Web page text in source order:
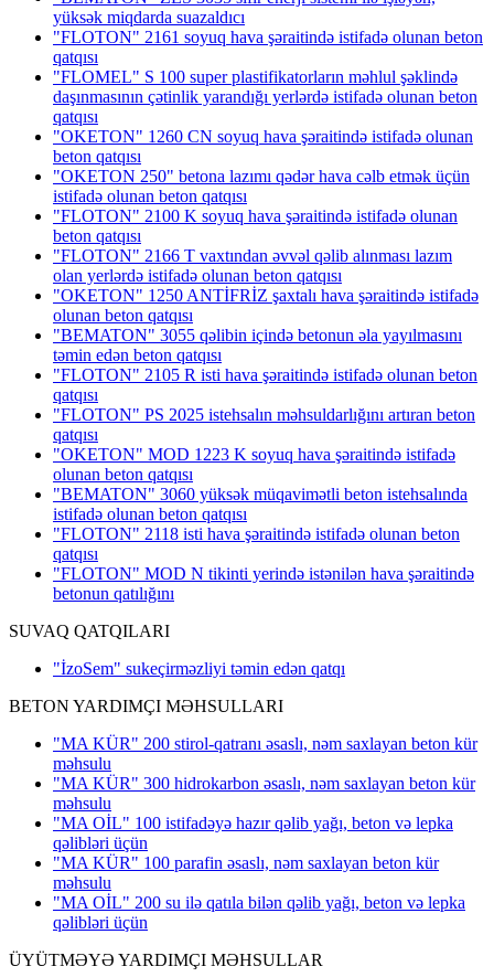
yüksək miqdarda suazaldıcı
"FLOTON" 2161 soyuq hava şəraitində istifadə olunan beton
qatqısı
"FLOMEL" S 100 super plastifikatorların məhlul şəklində
daşınmasının çətinlik yarandığı yerlərdə istifadə olunan beton
qatqısı
"OKETON" 1260 CN soyuq hava şəraitində istifadə olunan
beton qatqısı
"OKETON 250" betona lazımı qədər hava cəlb etmək üçün
istifadə olunan beton qatqısı
"FLOTON" 2100 K soyuq hava şəraitində istifadə olunan
beton qatqısı
"FLOTON" 2166 T vaxtından əvvəl qəlib alınması lazım
olan yerlərdə istifadə olunan beton qatqısı
"OKETON" 1250 ANTİFRİZ şaxtalı hava şəraitində istifadə
olunan beton qatqısı
"BEMATON" 3055 qəlibin içində betonun əla yayılmasını
təmin edən beton qatqısı
"FLOTON" 2105 R isti hava şəraitində istifadə olunan beton
qatqısı
"FLOTON" PS 2025 istehsalın məhsuldarlığını artıran beton
qatqısı
"OKETON" MOD 1223 K soyuq hava şəraitində istifadə
olunan beton qatqısı
"BEMATON" 3060 yüksək müqavimətli beton istehsalında
istifadə olunan beton qatqısı
"FLOTON" 2118 isti hava şəraitində istifadə olunan beton
qatqısı
"FLOTON" MOD N tikinti yerində istənilən hava şəraitində
betonun qatılığını
SUVAQ QATQILARI
"İzoSem" sukeçirməzliyi təmin edən qatqı
BETON YARDIMÇI MƏHSULLARI
"MA KÜR" 200 stirol-qatranı əsaslı, nəm saxlayan beton kür
məhsulu
"MA KÜR" 300 hidrokarbon əsaslı, nəm saxlayan beton kür
məhsulu
"MA OİL" 100 istifadəyə hazır qəlib yağı, beton və lepka
qəlibləri üçün
"MA KÜR" 100 parafin əsaslı, nəm saxlayan beton kür
məhsulu
"MA OİL" 200 su ilə qatıla bilən qəlib yağı, beton və lepka
qəlibləri üçün
ÜYÜTMƏYƏ YARDIMÇI MƏHSULLAR